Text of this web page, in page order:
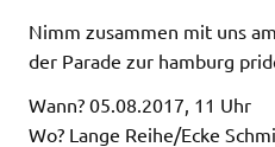
Nimm zusammen mit uns
der Parade zur hamburg
Wann? 05.08.2017, 11 Uhr
Wo? Lange Reihe/Ecke